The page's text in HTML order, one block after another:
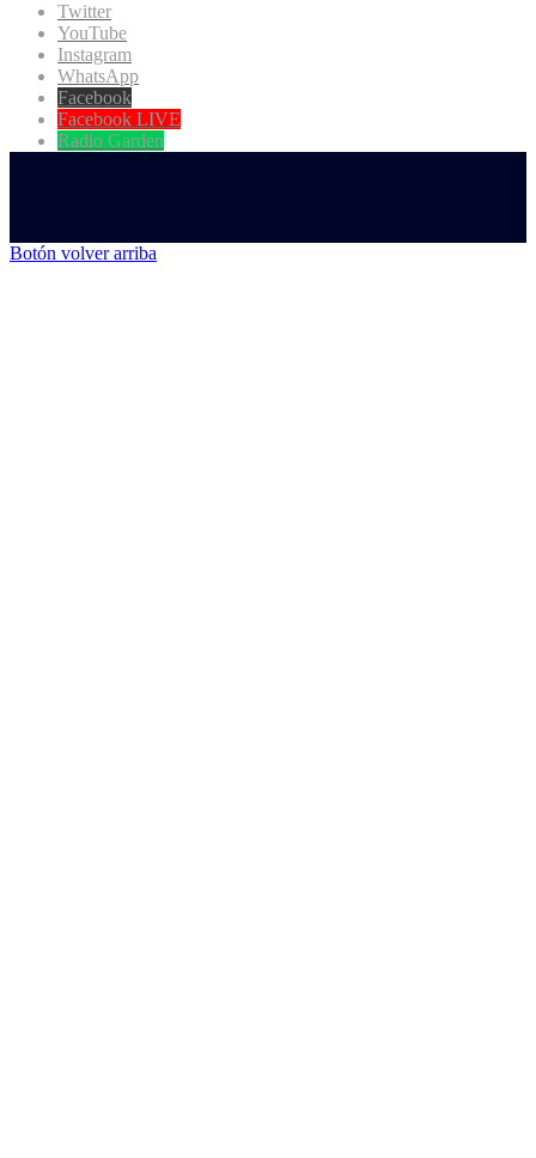
Twitter
YouTube
Instagram
WhatsApp
Facebook
Facebook LIVE
Radio Garden
Botón volver arriba